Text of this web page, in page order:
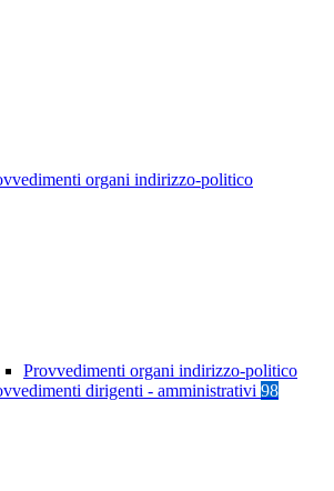
organi indirizzo-politico
Provvedimenti organi indirizzo-politico
dirigenti - amministrativi 98